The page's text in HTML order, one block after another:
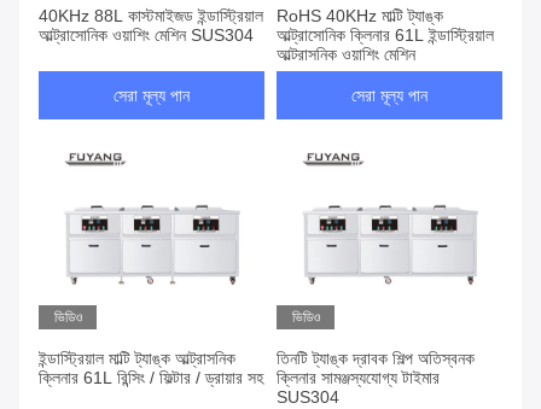
40KHz 88L কাস্টমাইজড ইন্ডাস্ট্রিয়াল
আল্ট্রাসোনিক ওয়াশিং মেশিন SUS304
সেরা মূল্য পান
RoHS 40KHz মাল্টি ট্যাঙ্ক
আল্ট্রাসোনিক ক্লিনার 61L ইন্ডাস্ট্রিয়াল
আল্ট্রাসনিক ওয়াশিং মেশিন
সেরা মূল্য পান
ভিডিও
ইন্ডাস্ট্রিয়াল মাল্টি ট্যাঙ্ক আল্ট্রাসনিক
ক্লিনার 61L রিন্সিং / ফিল্টার / ড্রায়ার সহ
ভিডিও
তিনটি ট্যাঙ্ক দ্রাবক শিল্প অতিস্বনক
ক্লিনার সামঞ্জস্যযোগ্য টাইমার
SUS304